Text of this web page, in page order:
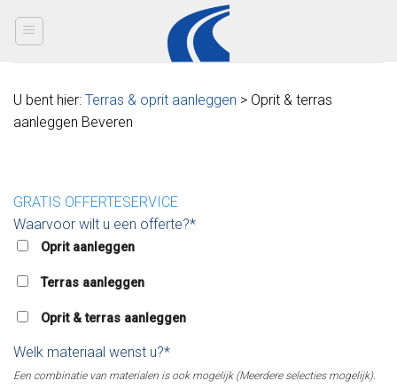
U bent hier: Terras & oprit aanleggen > Oprit & terras
aanleggen Beveren
GRATIS OFFERTESERVICE
Waarvoor wilt u een offerte?*
Oprit aanleggen
Terras aanleggen
Oprit & terras aanleggen
Welk materiaal wenst u?*
Een combinatie van materialen is ook mogelijk (Meerdere selecties mogelijk).